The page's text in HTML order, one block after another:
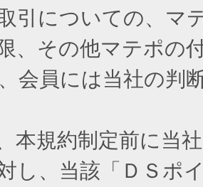
引についての、マ
、その他マテポの
会員には当社の判
本規約制定前に当
し、当該「ＤＳポ